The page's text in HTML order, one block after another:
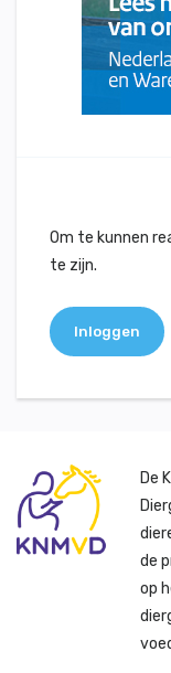
Om te kunnen
te zijn.
Inloggen
De
de
op